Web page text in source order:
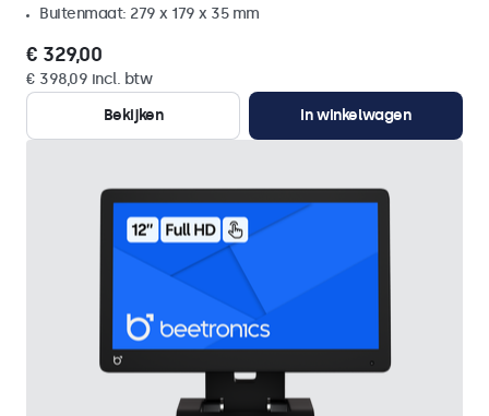
Buitenmaat: 279 x 179 x 35 mm
€ 329,00
€ 398,09 incl. btw
Bekijken
In winkelwagen